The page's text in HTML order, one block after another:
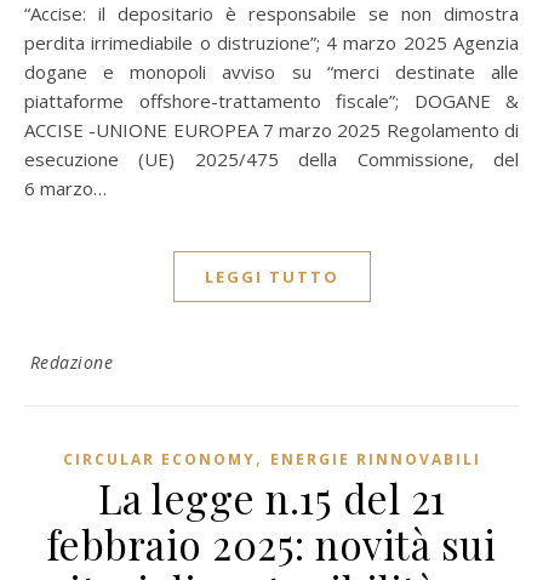
“Accise: il depositario è responsabile se non dimostra
perdita irrimediabile o distruzione”; 4 marzo 2025 Agenzia
dogane e monopoli avviso su “merci destinate alle
piattaforme offshore-trattamento fiscale”; DOGANE &
ACCISE -UNIONE EUROPEA 7 marzo 2025 Regolamento di
esecuzione (UE) 2025/475 della Commissione, del
6 marzo…
LEGGI TUTTO
Redazione
CIRCULAR ECONOMY, ENERGIE RINNOVABILI
La legge n.15 del 21
febbraio 2025: novità sui